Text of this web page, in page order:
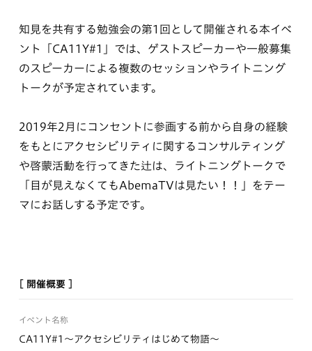
知見を共有する勉強会の第1回として開催される本イベ
ント「CA11Y#1」では、ゲストスピーカーや一般募集
のスピーカーによる複数のセッションやライトニング
トークが予定されています。
2019年2月にコンセントに参画する前から自身の経験
をもとにアクセシビリティに関するコンサルティング
や啓蒙活動を行ってきた辻は、ライトニングトークで
「目が見えなくてもAbemaTVは見たい！！」をテー
マにお話しする予定です。
[ 開催概要 ]
イベント名称
CA11Y#1〜アクセシビリティはじめて物語〜